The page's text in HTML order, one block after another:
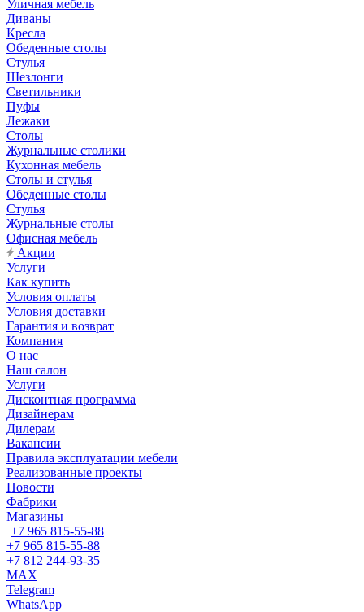
Уличная мебель
Диваны
Кресла
Обеденные столы
Стулья
Шезлонги
Светильники
Пуфы
Лежаки
Столы
Журнальные столики
Кухонная мебель
Столы и стулья
Обеденные столы
Стулья
Журнальные столы
Офисная мебель
Акции
Услуги
Как купить
Условия оплаты
Условия доставки
Гарантия и возврат
Компания
О нас
Наш салон
Услуги
Дисконтная программа
Дизайнерам
Дилерам
Вакансии
Правила эксплуатации мебели
Реализованные проекты
Новости
Фабрики
Магазины
+7 965 815-55-88
+7 965 815-55-88
+7 812 244-93-35
MAX
Telegram
WhatsApp